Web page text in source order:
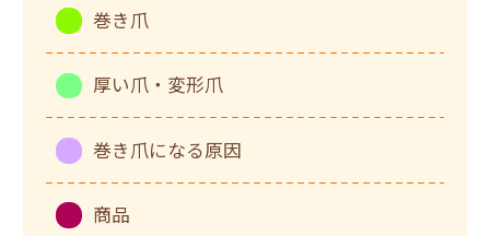
巻き爪
厚い爪・変形爪
巻き爪になる原因
商品